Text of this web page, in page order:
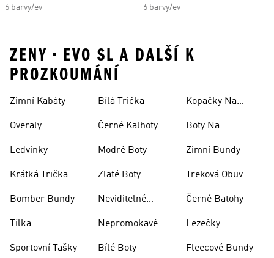
6 barvy/ev
6 barvy/ev
ZENY • EVO SL A DALŠÍ K
PROZKOUMÁNÍ
Zimní Kabáty
Overaly
Ledvinky
Krátká Trička
Bomber Bundy
Tílka
Sportovní Tašky
Bílá Trička
Černé Kalhoty
Modré Boty
Zlaté Boty
Neviditelné
Nepromokavé
Bílé Boty
Kopačky Na
Boty Na
Zimní Bundy
Treková Obuv
Černé Batohy
Lezečky
Fleecové Bundy